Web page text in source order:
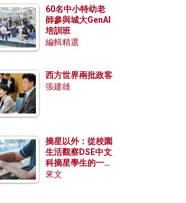
60名中小特幼老
師參與城大GenAI
培訓班
編輯精選
西方世界兩批政客
張建雄
摘星以外：從校園
生活觀察DSE中文
科摘星學生的一點
特質
來文